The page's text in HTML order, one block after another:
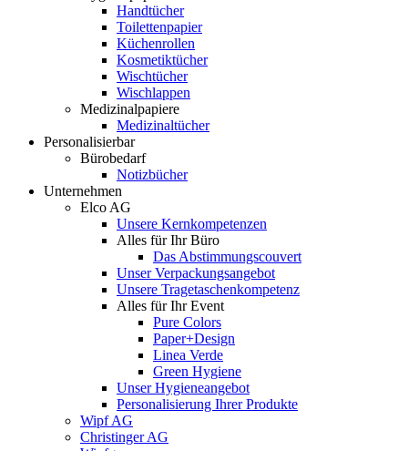
Handtücher
Toilettenpapier
Küchenrollen
Kosmetiktücher
Wischtücher
Wischlappen
Medizinalpapiere
Medizinaltücher
Personalisierbar
Bürobedarf
Notizbücher
Unternehmen
Elco AG
Unsere Kernkompetenzen
Alles für Ihr Büro
Das Abstimmungscouvert
Unser Verpackungsangebot
Unsere Tragetaschenkompetenz
Alles für Ihr Event
Pure Colors
Paper+Design
Linea Verde
Green Hygiene
Unser Hygieneangebot
Personalisierung Ihrer Produkte
Wipf AG
Christinger AG